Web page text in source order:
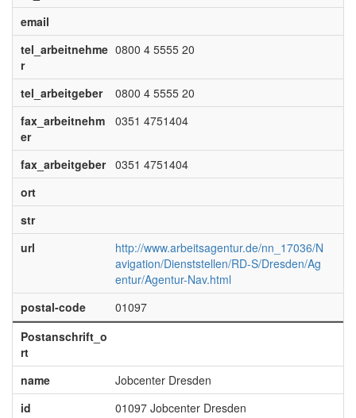
email
tel_arbeitnehme
r
0800 4 5555 20
tel_arbeitgeber
0800 4 5555 20
fax_arbeitnehm
er
0351 4751404
fax_arbeitgeber
0351 4751404
ort
str
url
http://www.arbeitsagentur.de/nn_17036/N
avigation/Dienststellen/RD-S/Dresden/Ag
entur/Agentur-Nav.html
postal-code
01097
Postanschrift_o
rt
name
Jobcenter Dresden
id
01097 Jobcenter Dresden